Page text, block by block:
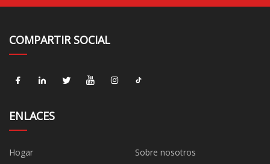
COMPARTIR SOCIAL
ENLACES
Hogar
Sobre nosotros